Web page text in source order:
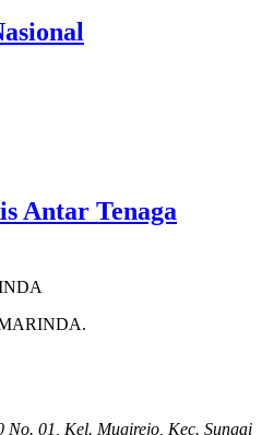
Antar Tenaga
No. 01, Kel. Mugirejo, Kec. Sungai